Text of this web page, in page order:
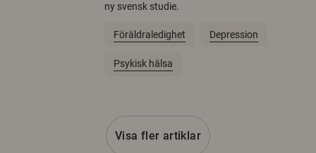
ny svensk studie.
Föräldraledighet Depression
Psykisk hälsa
Visa fler artiklar